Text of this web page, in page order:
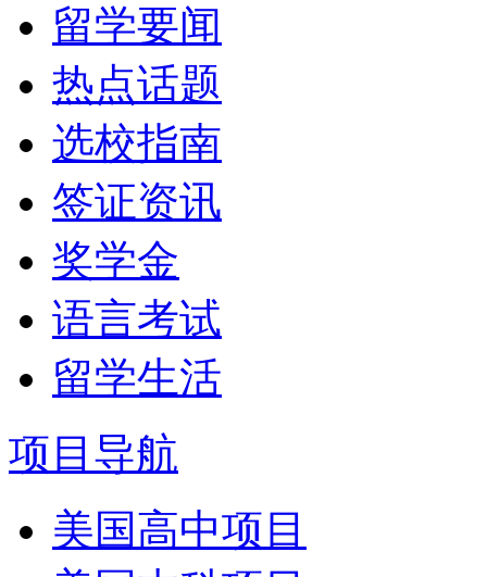
留学要闻
热点话题
选校指南
签证资讯
奖学金
语言考试
留学生活
项目导航
美国高中项目